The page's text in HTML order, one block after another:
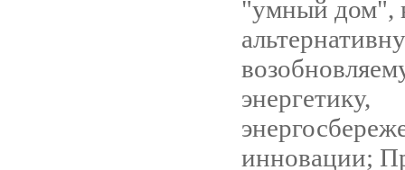
"умный дом",
энергетику,
инновации;